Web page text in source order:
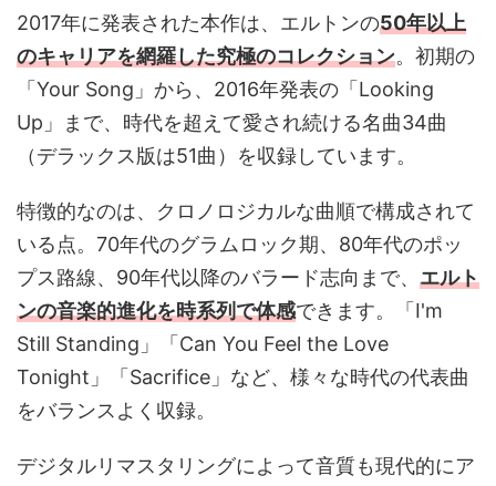
2017年に発表された本作は、エルトンの50年以上
のキャリアを網羅した究極のコレクション。初期の
「Your Song」から、2016年発表の「Looking
Up」まで、時代を超えて愛され続ける名曲34曲
（デラックス版は51曲）を収録しています。
特徴的なのは、クロノロジカルな曲順で構成されて
いる点。70年代のグラムロック期、80年代のポッ
プス路線、90年代以降のバラード志向まで、 エルト
ンの音楽的進化を時系列で体感できます。「I'm
Still Standing」「Can You Feel the Love
Tonight」「Sacrifice」など、様々な時代の代表曲
をバランスよく収録。
デジタルリマスタリングによって音質も現代的にア